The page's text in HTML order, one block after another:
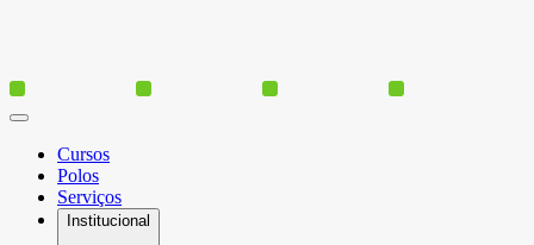
Cursos
Polos
Serviços
Institucional